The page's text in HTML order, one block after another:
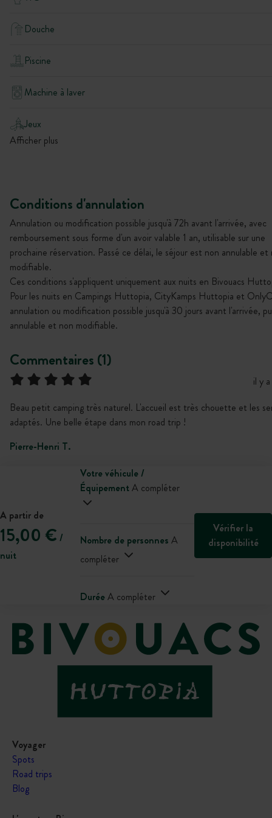
Douche
Piscine
Machine à laver
Jeux
Afficher plus
Conditions d'annulation
Annulation ou modification possible jusqu'à 72h avant l'arrivée, avec
remboursement sous forme d'un avoir valable 1 an, utilisable sur une
prochaine réservation. Passé ce délai, le séjour est non annulable et
modifiable.
Ces conditions s'appliquent uniquement aux nuits en Bivouacs
Pour les nuits en Campings Huttopia, CityKamps Huttopia et
annulation ou modification possible jusqu'à 30 jours avant l'arrivée,
annulable et non modifiable.
Commentaires (1)
il y
Beau petit camping très naturel. L'accueil est très chouette et les
adaptés. Une belle étape dans mon road trip !
Pierre-Henri T.
A partir de
15,00 € /
nuit
Votre véhicule /
ÉquipementA compléter
Nombre de personnes A
compléter
DuréeA compléter
Vérifier la
disponibilité
Voyager
Spots
Road trips
Blog